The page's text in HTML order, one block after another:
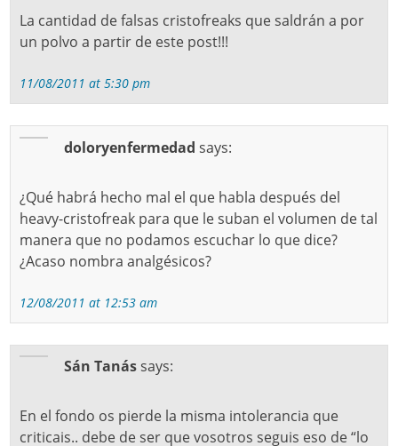
La cantidad de falsas cristofreaks que saldrán a por
un polvo a partir de este post!!!
11/08/2011 at 5:30 pm
doloryenfermedad says:
¿Qué habrá hecho mal el que habla después del
heavy-cristofreak para que le suban el volumen de tal
manera que no podamos escuchar lo que dice?
¿Acaso nombra analgésicos?
12/08/2011 at 12:53 am
Sán Tanás says:
En el fondo os pierde la misma intolerancia que
criticais.. debe de ser que vosotros seguis eso de “lo